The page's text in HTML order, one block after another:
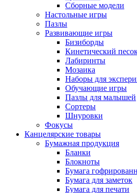
Сборные модели
Настольные игры
Пазлы
Развивающие игры
Бизиборды
Кинетический
Лабиринты
Мозаика
Наборы для
Обучающие игры
Пазлы для малышей
Сортеры
Шнуровки
Фокусы
Канцелярские товары
Бумажная продукция
Бланки
Блокноты
Бумага
Бумага для заметок
Бумага для печати